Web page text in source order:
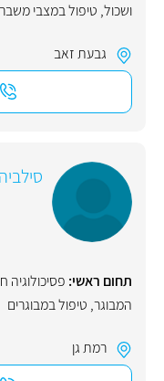
ושכול, טיפול במצבי משבר
גבעת זאב
תחום ראשי: פסיכולוגיה
המבוגר, טיפול במבוגרים
רמת גן